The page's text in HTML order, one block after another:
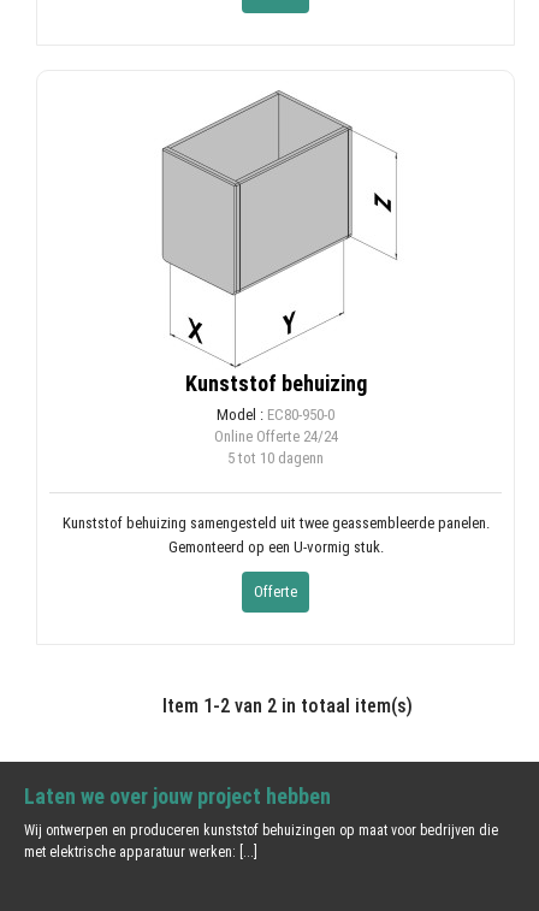
Kunststof behuizing
Model : EC80-950-0
Online Offerte24/24
5 tot 10 dagenn
Kunststof behuizing samengesteld uit twee geassembleerde panelen.
Gemonteerd op een U-vormig stuk.
Offerte
Item 1-2 van 2 in totaal item(s)
Laten we over jouw project hebben
Wij ontwerpen en produceren kunststof behuizingen op maat voor bedrijven die
met elektrische apparatuur werken: [...]